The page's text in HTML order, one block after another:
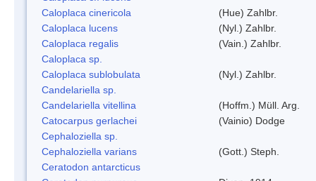
Caloplaca cinericola
(Hue) Zahlbr.
Caloplaca lucens
(Nyl.) Zahlbr.
Caloplaca regalis
(Vain.) Zahlbr.
Caloplaca sp.
Caloplaca sublobulata
(Nyl.) Zahlbr.
Candelariella sp.
Candelariella vitellina
(Hoffm.) Müll. Arg.
Catocarpus gerlachei
(Vainio) Dodge
Cephaloziella sp.
Cephaloziella varians
(Gott.) Steph.
Ceratodon antarcticus